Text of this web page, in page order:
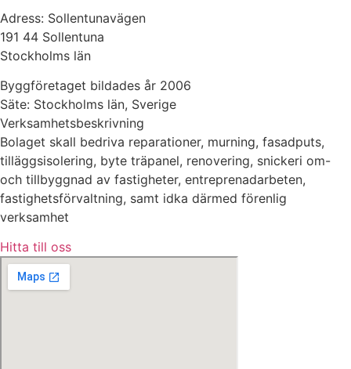
Adress: Sollentunavägen
191 44 Sollentuna
Stockholms län
Byggföretaget bildades år 2006
Säte: Stockholms län, Sverige
Verksamhetsbeskrivning
Bolaget skall bedriva reparationer, murning, fasadputs,
tilläggsisolering, byte träpanel, renovering, snickeri om-
och tillbyggnad av fastigheter, entreprenadarbeten,
fastighetsförvaltning, samt idka därmed förenlig
verksamhet
Hitta till oss